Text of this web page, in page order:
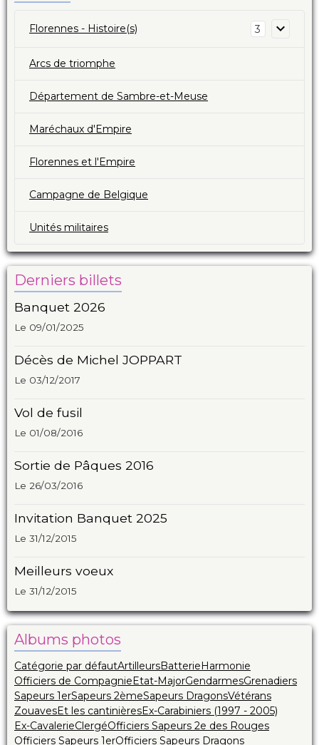
Florennes - Histoire(s) 3
Arcs de triomphe
Département de Sambre-et-Meuse
Maréchaux d'Empire
Florennes et l'Empire
Campagne de Belgique
Unités militaires
Derniers billets
Banquet 2026
Le 09/01/2025
Décès de Michel JOPPART
Le 03/12/2017
Vol de fusil
Le 01/08/2016
Sortie de Pâques 2016
Le 26/03/2016
Invitation Banquet 2025
Le 31/12/2015
Meilleurs voeux
Le 31/12/2015
Albums photos
Catégorie par défautArtilleursBatterie Harmonie
Officiers de Compagnie Etat-MajorGendarmesGrenadiers
Sapeurs 1erSapeurs 2èmeSapeurs DragonsVétérans
ZouavesEt les cantinièresEx-Carabiniers (1997 - 2005)
Ex-CavalerieClergéOfficiers Sapeurs 2e des Rouges
Officiers Sapeurs 1erOfficiers Sapeurs Dragons